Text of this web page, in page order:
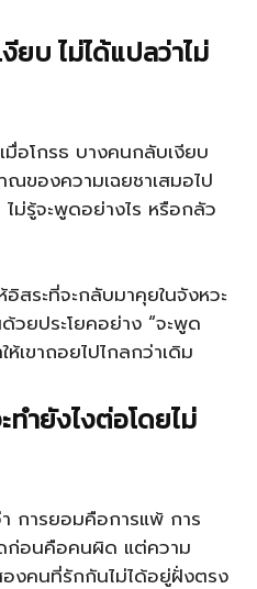
ยบ ไม่ได้แปลว่าไม่
อโกรธ บางคนกลับเงียบ
ของความเฉยชาเสมอไป
ม่รู้จะพูดอย่างไร หรือกลัว
สระที่จะกลับมาคุยในจังหวะ
วยประโยคอย่าง “จะพูด
ห้เขาถอยไปไกลกว่าเดิม
ทำยังไงต่อโดยไม่
การยอมคือการแพ้ การ
ก่อนคือคนผิด แต่ความ
งคนที่รักกันไม่ได้อยู่ฝั่งตรง